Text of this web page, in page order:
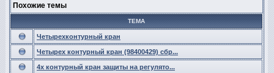
Похожие темы
ТЕМА
Четырехконтурный кран
Четырех контурный кран (98400429) сбр...
4х контурный кран защиты на регулято...